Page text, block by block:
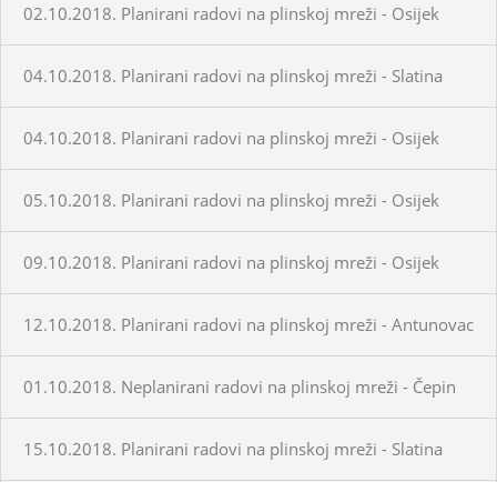
02.10.2018. Planirani radovi na plinskoj mreži - Osijek
04.10.2018. Planirani radovi na plinskoj mreži - Slatina
04.10.2018. Planirani radovi na plinskoj mreži - Osijek
05.10.2018. Planirani radovi na plinskoj mreži - Osijek
09.10.2018. Planirani radovi na plinskoj mreži - Osijek
12.10.2018. Planirani radovi na plinskoj mreži - Antunovac
01.10.2018. Neplanirani radovi na plinskoj mreži - Čepin
15.10.2018. Planirani radovi na plinskoj mreži - Slatina